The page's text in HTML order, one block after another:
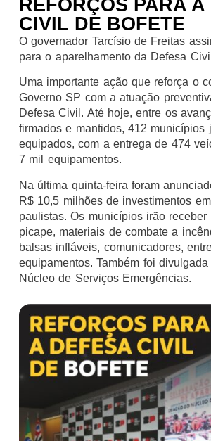
REFORÇOS PARA A
CIVIL DE BOFETE
O governador Tarcísio de Freitas
para o aparelhamento da Defesa
Uma importante ação que reforça o
Governo SP com a atuação
Defesa Civil. Até hoje, entre os
firmados e mantidos, 412 municípios
equipados, com a entrega de 474
7 mil equipamentos.
Na última quinta-feira foram
R$ 10,5 milhões de investimentos
paulistas. Os municípios irão receber
picape, materiais de combate a
balsas infláveis, comunicadores,
equipamentos. Também foi
Núcleo de Serviços Emergências.